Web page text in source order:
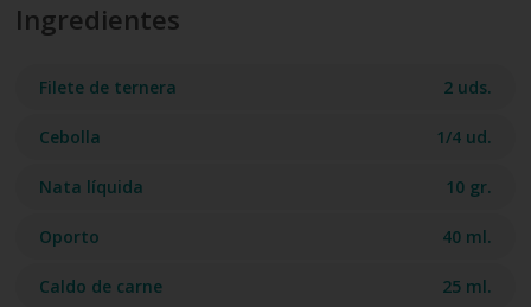
Ingredientes
Filete de ternera 2 uds.
Cebolla 1/4 ud.
Nata líquida 10 gr.
Oporto 40 ml.
Caldo de carne 25 ml.